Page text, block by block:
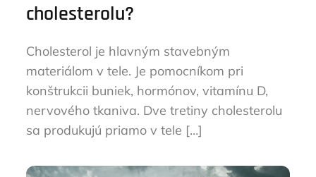
cholesterolu?
Cholesterol je hlavným stavebným
materiálom v tele. Je pomocníkom pri
konštrukcii buniek, hormónov, vitamínu D,
nervového tkaniva. Dve tretiny cholesterolu
sa produkujú priamo v tele […]